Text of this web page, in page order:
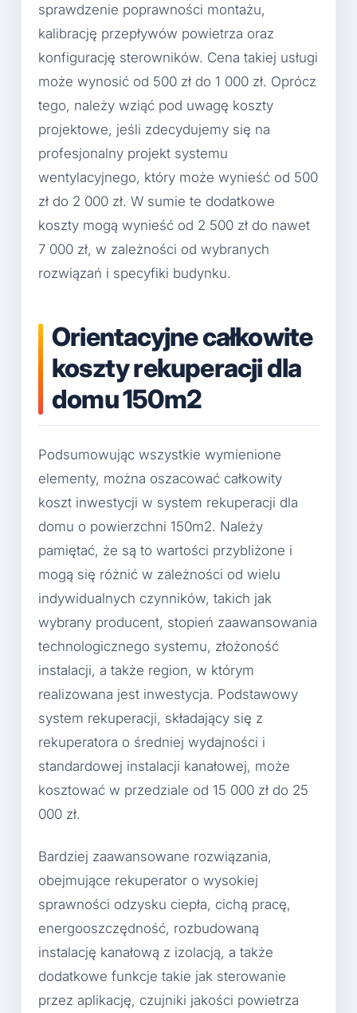
sprawdzenie poprawności montażu,
kalibrację przepływów powietrza oraz
konfigurację sterowników. Cena takiej usługi
może wynosić od 500 zł do 1 000 zł. Oprócz
tego, należy wziąć pod uwagę koszty
projektowe, jeśli zdecydujemy się na
profesjonalny projekt systemu
wentylacyjnego, który może wynieść od 500
zł do 2 000 zł. W sumie te dodatkowe
koszty mogą wynieść od 2 500 zł do nawet
7 000 zł, w zależności od wybranych
rozwiązań i specyfiki budynku.
Orientacyjne całkowite
koszty rekuperacji dla
domu 150m2
Podsumowując wszystkie wymienione
elementy, można oszacować całkowity
koszt inwestycji w system rekuperacji dla
domu o powierzchni 150m2. Należy
pamiętać, że są to wartości przybliżone i
mogą się różnić w zależności od wielu
indywidualnych czynników, takich jak
wybrany producent, stopień zaawansowania
technologicznego systemu, złożoność
instalacji, a także region, w którym
realizowana jest inwestycja. Podstawowy
system rekuperacji, składający się z
rekuperatora o średniej wydajności i
standardowej instalacji kanałowej, może
kosztować w przedziale od 15 000 zł do 25
000 zł.
Bardziej zaawansowane rozwiązania,
obejmujące rekuperator o wysokiej
sprawności odzysku ciepła, cichą pracę,
energooszczędność, rozbudowaną
instalację kanałową z izolacją, a także
dodatkowe funkcje takie jak sterowanie
przez aplikację, czujniki jakości powietrza